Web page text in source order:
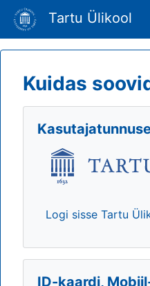
Tartu Ülikool
Kuidas
Logi sisse Tartu
ID-kaardi,